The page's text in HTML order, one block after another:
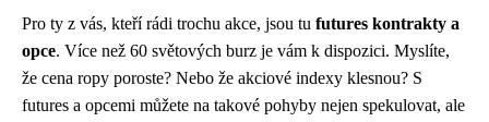
Pro ty z vás, kteří rádi trochu akce, jsou tu futures kontrakty a
opce. Více než 60 světových burz je vám k dispozici. Myslíte,
že cena ropy poroste? Nebo že akciové indexy klesnou? S
futures a opcemi můžete na takové pohyby nejen spekulovat, ale